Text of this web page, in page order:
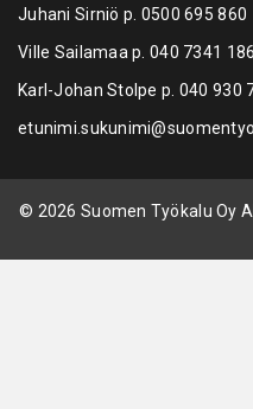
Juhani Sirniö p. 0500 695 860
Ville Sailamaa p.040 7341 186
Karl-Johan Stolpe p. 040 930
© 2026 Suomen Työkalu Oy